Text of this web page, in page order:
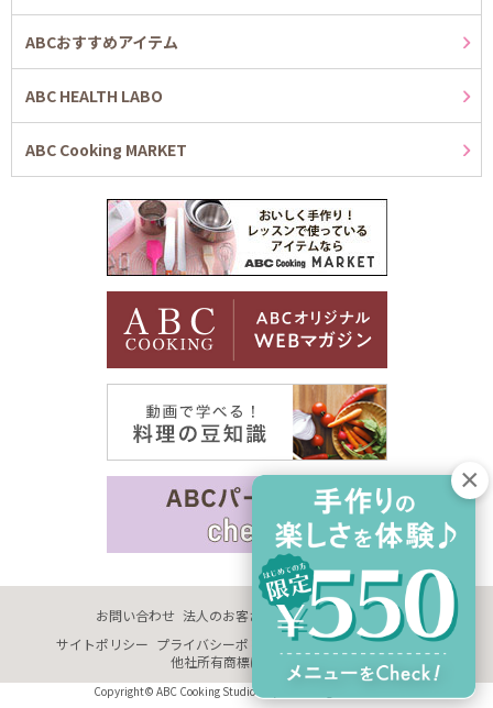
ABCおすすめアイテム
ABC HEALTH LABO
ABC Cooking MARKET
お問い合わせ 法人のお客さま 企業情報
採用情報
サイトポリシー プライバシーポリシー サイトマップ 推奨環境
他社所有商標に関する表示
Copyright© ABC Cooking Studio Co., Ltd. All Rights Reserved.